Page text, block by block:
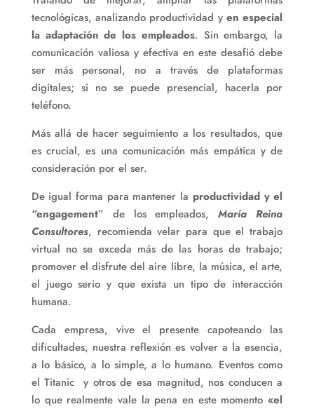
tecnológicas, analizando productividad y en especial
la adaptación de los empleados. Sin embargo, la
comunicación valiosa y efectiva en este desafió debe
ser más personal, no a través de plataformas
digitales; si no se puede presencial, hacerla por
teléfono.
Más allá de hacer seguimiento a los resultados, que
es crucial, es una comunicación más empática y de
consideración por el ser.
De igual forma para mantener la productividad y el
“engagement” de los empleados,María Reina
Consultores, recomienda velar para que el trabajo
virtual no se exceda más de las horas de trabajo;
promover el disfrute del aire libre, la música, el arte,
el juego serio y que exista un tipo de interacción
humana.
Cada empresa, vive el presente capoteando las
dificultades, nuestra reflexión es volver a la esencia,
a lo básico, a lo simple, a lo humano. Eventos como
el Titanic y otros de esa magnitud, nos conducen a
lo que realmente vale la pena en este momento«el